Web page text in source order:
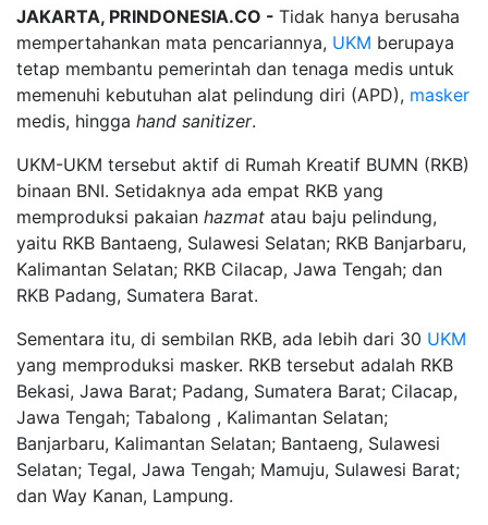
JAKARTA, PRINDONESIA.CO - Tidak hanya berusaha
mempertahankan mata pencariannya, UKM berupaya
tetap membantu pemerintah dan tenaga medis untuk
memenuhi kebutuhan alat pelindung diri (APD), masker
medis, hingga hand sanitizer.
UKM-UKM tersebut aktif di Rumah Kreatif BUMN (RKB)
binaan BNI. Setidaknya ada empat RKB yang
memproduksi pakaian hazmat atau baju pelindung,
yaitu RKB Bantaeng, Sulawesi Selatan; RKB Banjarbaru,
Kalimantan Selatan; RKB Cilacap, Jawa Tengah; dan
RKB Padang, Sumatera Barat.
Sementara itu, di sembilan RKB, ada lebih dari 30 UKM
yang memproduksi masker. RKB tersebut adalah RKB
Bekasi, Jawa Barat; Padang, Sumatera Barat; Cilacap,
Jawa Tengah; Tabalong , Kalimantan Selatan;
Banjarbaru, Kalimantan Selatan; Bantaeng, Sulawesi
Selatan; Tegal, Jawa Tengah; Mamuju, Sulawesi Barat;
dan Way Kanan, Lampung.